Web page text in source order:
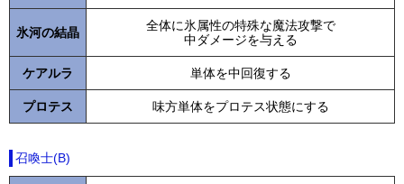
氷河の結晶
全体に氷属性の特殊な魔法攻撃で
中ダメージを与える
ケアルラ 単体を中回復する
プロテス 味方単体をプロテス状態にする
召喚士(B)